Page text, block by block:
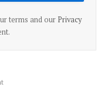
terms and our Privacy